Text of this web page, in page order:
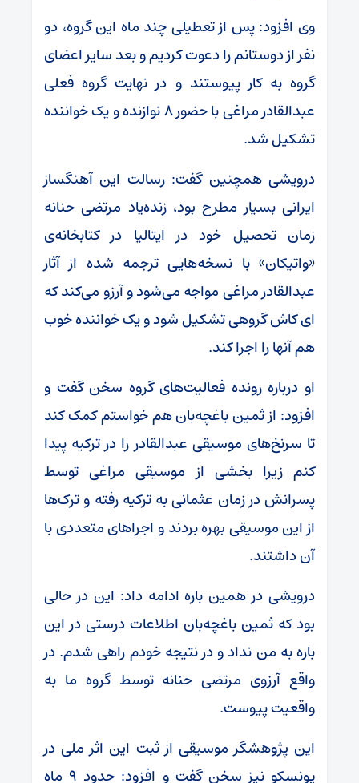
وی افزود: پس از تعطیلی چند ماه این گروه، دو
نفر از دوستانم را دعوت کردیم و بعد سایر اعضای
گروه به کار پیوستند و در نهایت گروه فعلی
عبدالقادر مراغی با حضور ۸ نوازنده و یک خواننده
تشکیل شد.
درویشی همچنین گفت: رسالت این آهنگساز
ایرانی بسیار مطرح بود، زنده‌یاد مرتضی حنانه
زمان تحصیل خود در ایتالیا در کتابخانه‌ی
«واتیکان» با نسخه‌هایی ترجمه شده از آثار
عبدالقادر مراغی مواجه می‌شود و آرزو می‌کند که
ای کاش گروهی تشکیل شود و یک خواننده خوب
هم آنها را اجرا کند.
او درباره رونده فعالیت‌های گروه سخن گفت و
افزود: از ثمین باغچه‌بان هم خواستم کمک کند
تا سرنخ‌های موسیقی عبدالقادر را در ترکیه پیدا
کنم زیرا بخشی از موسیقی مراغی توسط
پسرانش در زمان عثمانی به ترکیه رفته و ترک‌ها
از این موسیقی بهره بردند و اجراهای متعددی با
آن داشتند.
درویشی در همین باره ادامه داد: این در حالی
بود که ثمین باغچه‌بان اطلاعات درستی در این
باره به من نداد و در نتیجه خودم راهی شدم. در
واقع آرزوی مرتضی حنانه توسط گروه ما به
واقعیت پیوست.
این پژوهشگر موسیقی از ثبت این اثر ملی در
یونسکو نیز سخن گفت و افزود: حدود ۹ ماه